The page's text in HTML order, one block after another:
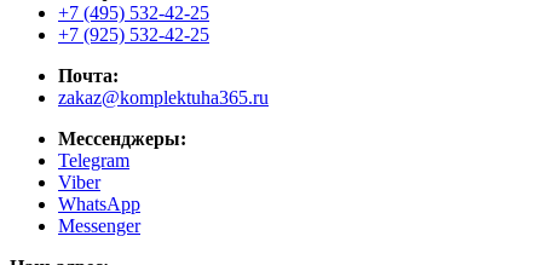
+7 (495) 532-42-25
+7 (925) 532-42-25
Почта:
zakaz@komplektuha365.ru
Мессенджеры:
Telegram
Viber
WhatsApp
Messenger